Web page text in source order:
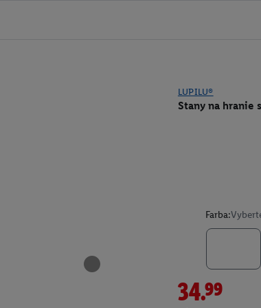
LUPILU®
Stany na hranie
Farba:
34.99